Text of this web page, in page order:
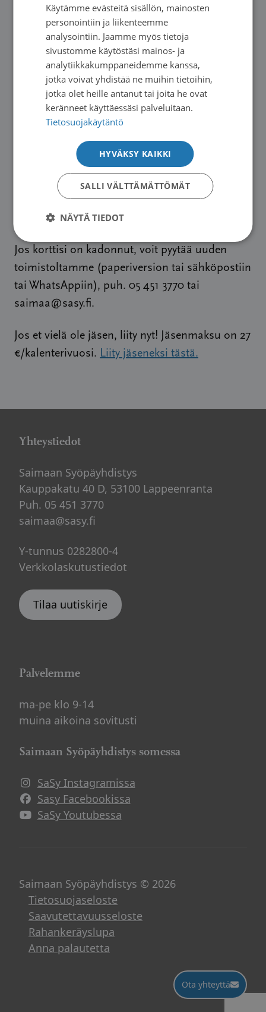
liikuntaryhmän järjestää Imatran seudun
paikallisosasto. Osallistuminen on maksutonta
(jäsenetuus).
Ilmoittautuminen paikan päällä. Mukaan voi
tulla myös kesken kauden! Lisätietoa
liikuntaryhmästä voit kysyä Saimaan
Tietoa Saimaan Syöpäyhdistyksen
paikallistoiminnasta voit lukea täältä
Paikallistoiminta
Yhdistyksen jäsenyys osoitetaan jäsenkortilla.
Jos korttisi on kadonnut, voit pyytää uuden
toimistoltamme (paperiversion tai sähköpostiin
tai WhatsAppiin), puh. 05 451 3770 tai
saimaa@sasy.fi.
Jos et vielä ole jäsen, liity nyt! Jäsenmaksu on 27
€/kalenterivuosi. Liity jäseneksi tästä.
Yhteystiedot
Saimaan Syöpäyhdistys
Kauppakatu 40 D, 53100 Lappeenranta
Puh. 05 451 3770
saimaa@sasy.fi
Y-tunnus 0282800-4
Verkkolaskutustiedot
Tilaa uutiskirje
Palvelemme
ma-pe klo 9-14
muina aikoina sovitusti
Saimaan Syöpäyhdistys somessa
SaSy Instagramissa
Avautuu uuteen ikkunaan
Sasy Facebookissa
Avautuu uuteen ikkunaan
SaSy Youtubessa
Avautuu uuteen ikkunaan
Saimaan Syöpäyhdistys © 2026
Tietosuojaseloste
Saavutettavuusseloste
Rahankeräyslupa
Anna palautetta
Ota yhteyttä
Ota yhteyttä
Käytämme evästeitä sisällön, mainosten
personointiin ja liikenteemme
analysointiin. Jaamme myös tietoja
sivustomme käytöstäsi mainos- ja
analytiikkakumppaneidemme kanssa,
jotka voivat yhdistää ne muihin tietoihin,
jotka olet heille antanut tai joita he ovat
keränneet käyttäessäsi palveluitaan.
Tietosuojakäytäntö
HYVÄKSY KAIKKI
SALLI VÄLTTÄMÄTTÖMÄT
NÄYTÄ TIEDOT